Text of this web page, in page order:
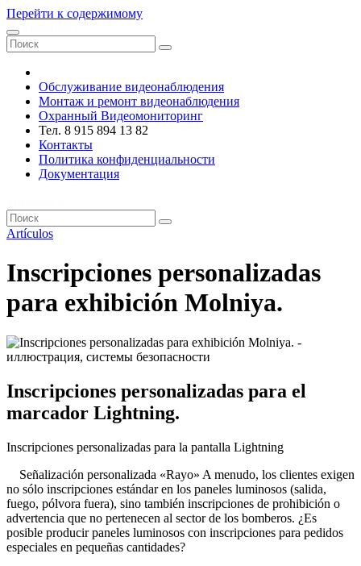
Перейти к содержимому
Обслуживание видеонаблюдения
Монтаж и ремонт видеонаблюдения
Охранный Видеомониторинг
Тел. 8 915 894 13 82
Контакты
Политика конфиденциальности
Документация
Artículos
Inscripciones personalizadas
para exhibición Molniya.
Inscripciones personalizadas para el
marcador Lightning.
Inscripciones personalizadas para la pantalla Lightning
Señalización personalizada «Rayo» A menudo, los clientes exigen
no sólo inscripciones estándar en los paneles luminosos (salida,
fuego, pólvora fuera), sino también inscripciones de prohibición o
advertencia que no pertenecen al sector de los bomberos. ¿Es
posible producir paneles luminosos con inscripciones para pedidos
especiales en pequeñas cantidades?